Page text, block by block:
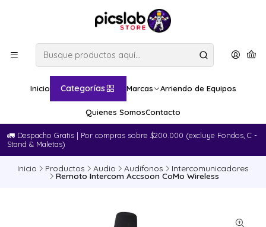
Inicio Categorías Marcas Arriendo de Equipos
Quienes SomosContacto
🚛​ Despacho Gratis | Por compras sobre $200.000 (excluye Fondos, C -
Stand & Maletas)
Inicio Productos Audio Audífonos Intercomunicadores
Remoto Intercom Accsoon CoMo Wireless